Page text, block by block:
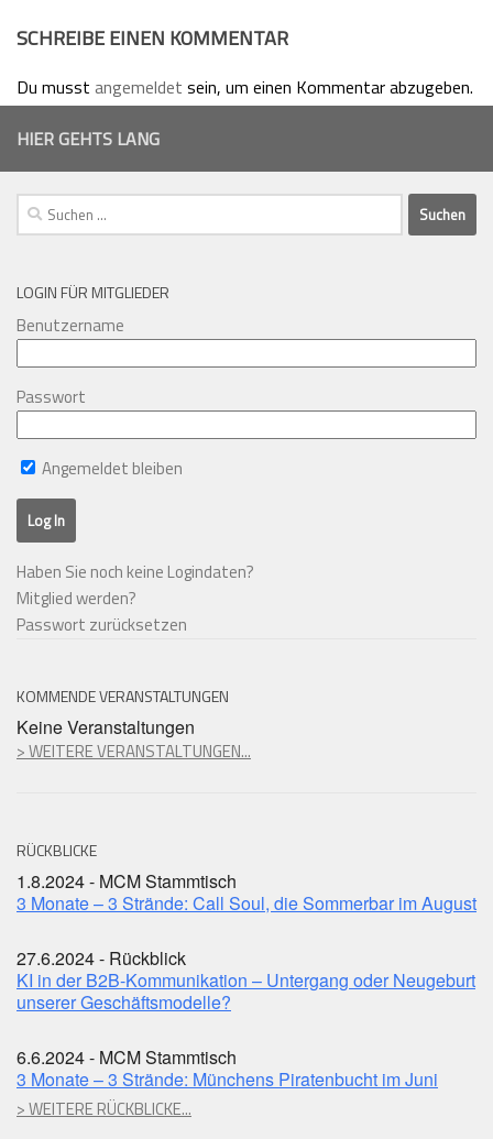
SCHREIBE EINEN KOMMENTAR
Du musst angemeldet sein, um einen Kommentar abzugeben.
HIER GEHTS LANG
Suchen
nach:
LOGIN FÜR MITGLIEDER
Benutzername
Passwort
Angemeldet bleiben
Haben Sie noch keine Logindaten?
Mitglied werden?
Passwort zurücksetzen
KOMMENDE VERANSTALTUNGEN
Keine Veranstaltungen
> WEITERE VERANSTALTUNGEN...
RÜCKBLICKE
1.8.2024 - MCM Stammtisch
3 Monate – 3 Strände: Call Soul, die Sommerbar im August
27.6.2024 - Rückblick
KI in der B2B-Kommunikation – Untergang oder Neugeburt
unserer Geschäftsmodelle?
6.6.2024 - MCM Stammtisch
3 Monate – 3 Strände: Münchens Piratenbucht im Juni
> WEITERE RÜCKBLICKE...